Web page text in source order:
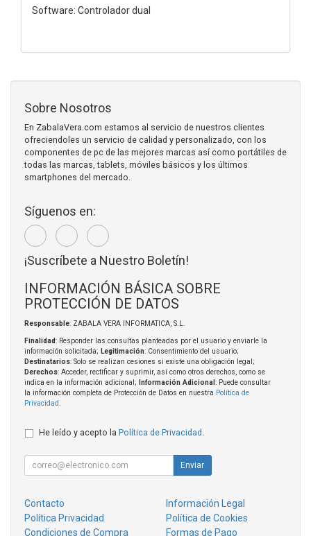
Software: Controlador dual
Sobre Nosotros
En ZabalaVera.com estamos al servicio de nuestros clientes
ofreciendoles un servicio de calidad y personalizado, con los
componentes de pc de las mejores marcas así como portátiles de
todas las marcas, tablets, móviles básicos y los últimos
smartphones del mercado.
Síguenos en:
¡Suscríbete a Nuestro Boletín!
INFORMACIÓN BÁSICA SOBRE
PROTECCIÓN DE DATOS
Responsable: ZABALA VERA INFORMATICA, S.L.
Finalidad: Responder las consultas planteadas por el usuario y enviarle la
información solicitada; Legitimación: Consentimiento del usuario;
Destinatarios: Solo se realizan cesiones si existe una obligación legal;
Derechos: Acceder, rectificar y suprimir, así como otros derechos, como se
indica en la información adicional;
Información Adicional : Puede consultar
la información completa de Protección de Datos en nuestra Política de
Privacidad
He leído y acepto la Política de Privacidad
Enviar
Contacto
Información Legal
Política Privacidad
Política de Cookies
Condiciones de Compra
Formas de Pago